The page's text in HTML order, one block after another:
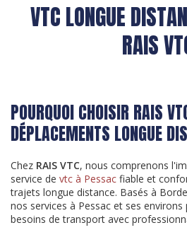
VTC LONGUE
RAIS
POURQUOI CHOISIR RAIS
DÉPLACEMENTS LONGUE
Chez RAIS VTC, nous comprenons
service de vtc à Pessac fiable et
trajets longue distance. Basés à
nos services à Pessac et ses
besoins de transport avec